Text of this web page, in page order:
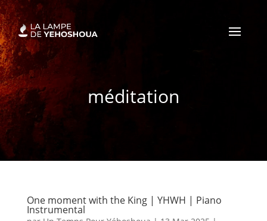
méditation
One moment with the King | YHWH | Piano
Instrumental